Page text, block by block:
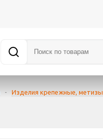
- Изделия крепежные, метизы